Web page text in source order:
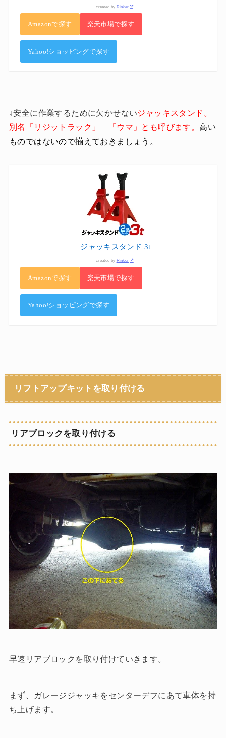
created by Rinker
Amazonで探す 楽天市場で探す
Yahoo!ショッピングで探す
↓安全に作業するために欠かせないジャッキスタンド。
別名「リジットラック」 「ウマ」とも呼びます。高い
ものではないので揃えておきましょう。
ジャッキスタンド 3t
created by Rinker
Amazonで探す 楽天市場で探す
Yahoo!ショッピングで探す
リフトアップキットを取り付ける
リアブロックを取り付ける
早速リアブロックを取り付けていきます。
まず、ガレージジャッキをセンターデフにあて車体を持
ち上げます。